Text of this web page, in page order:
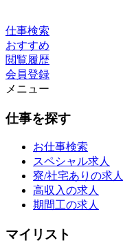
仕事検索
おすすめ
閲覧履歴
会員登録
メニュー
仕事を探す
お仕事検索
スペシャル求人
寮/社宅ありの求人
高収入の求人
期間工の求人
マイリスト